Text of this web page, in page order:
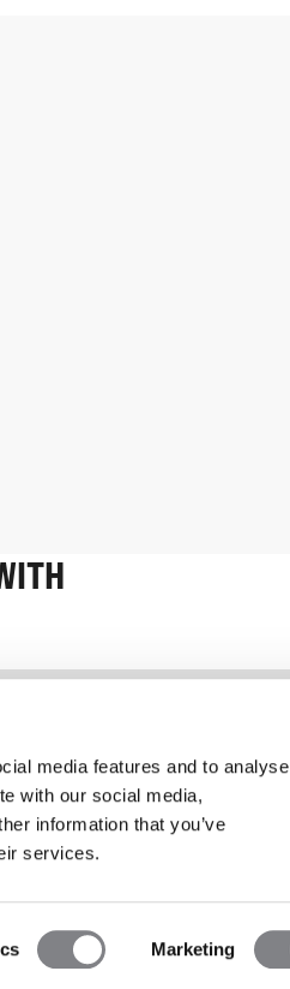
media features and to analyse
with our social media,
information that you’ve
services.
Marketing